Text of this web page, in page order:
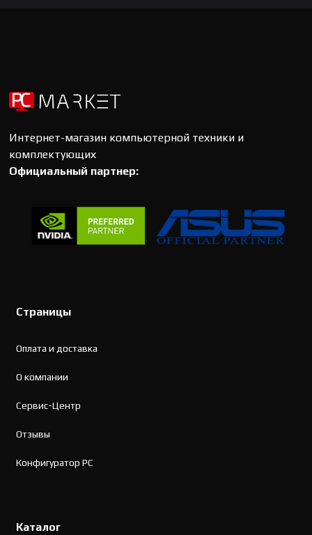
Интернет-магазин компьютерной техники и
комплектующих
Официальный партнер:
Страницы
Оплата и доставка
О компании
Сервис-Центр
Отзывы
Конфигуратор PC
Каталог